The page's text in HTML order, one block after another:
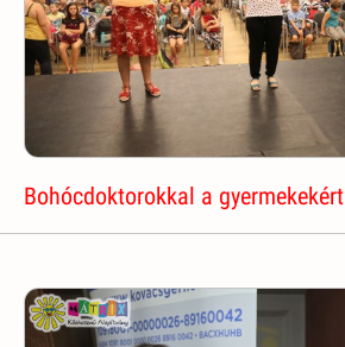
Bohócdoktorokkal a gyermekekért